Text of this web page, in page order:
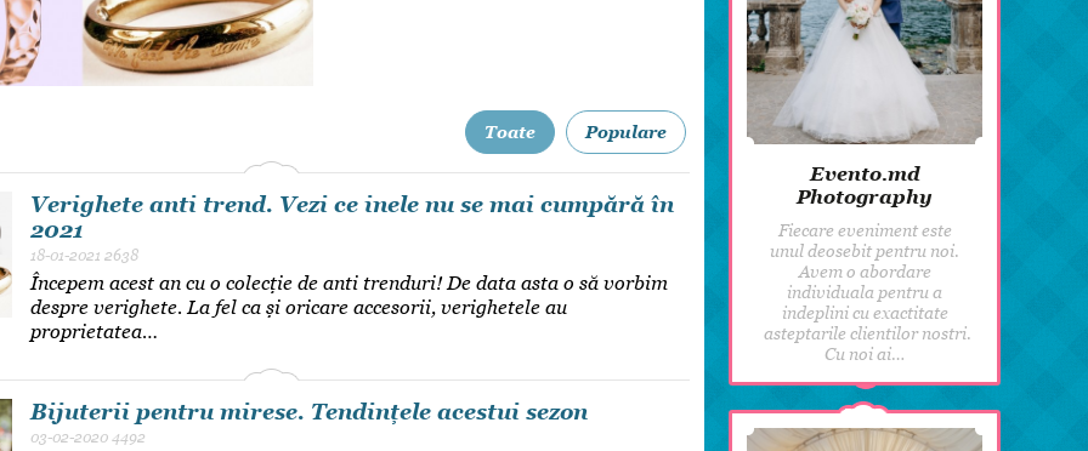
Toate Populare
Verighete anti trend. Vezi ce inele nu se mai cumpără în
2021
18-01-2021 2638
Începem acest an cu o colecție de anti trenduri! De data asta o să vorbim
despre verighete. La fel ca și oricare accesorii, verighetele au
proprietatea…
Bijuterii pentru mirese. Tendințele acestui sezon
03-02-2020 4492
Evento.md
Photography
Fiecare eveniment este
unul deosebit pentru noi.
Avem o abordare
individuala pentru a
indeplini cu exactitate
asteptarile clientilor nostri.
Cu noi ai…